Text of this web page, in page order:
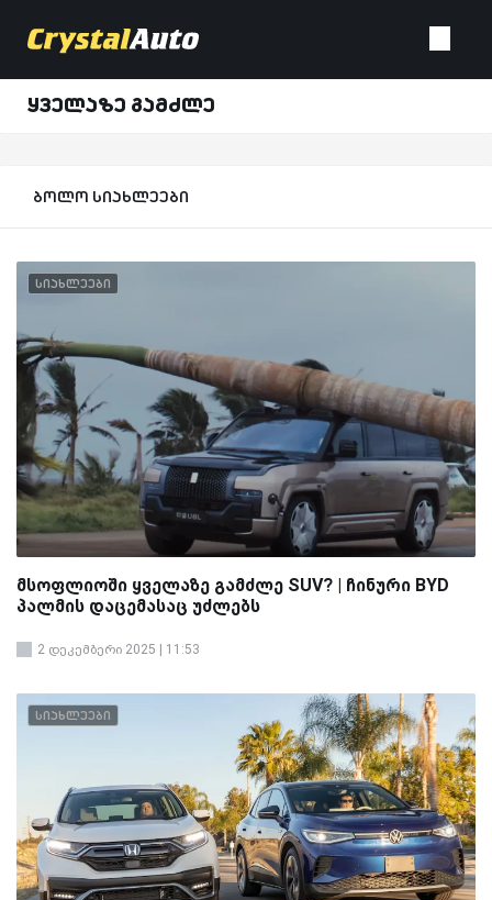
ყველაზე გამძლე
ბოლო სიახლეები
სიახლეები
მსოფლიოში ყველაზე გამძლე SUV? | ჩინური BYD
პალმის დაცემასაც უძლებს
2 დეკემბერი 2025 | 11:53
სიახლეები